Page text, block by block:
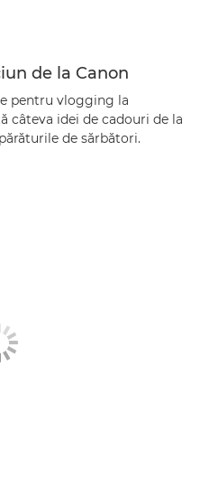
de la Canon
pentru vlogging la
câteva idei de cadouri de la
de sărbători.